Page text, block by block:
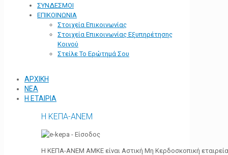
ΣΥΝΔΕΣΜΟΙ
ΕΠΙΚΟΙΝΩΝΙΑ
Στοιχεία Επικοινωνίας
Στοιχεία Επικοινωνίας Εξυπηρέτησης
Κοινού
Στείλε Το Ερώτημά Σου
ΑΡΧΙΚΗ
ΝΕΑ
Η ΕΤΑΙΡΙΑ
Η ΚΕΠΑ-ΑΝΕΜ
Η ΚΕΠΑ-ΑΝΕΜ ΑΜΚΕ είναι Αστική Μη Κερδοσκοπική